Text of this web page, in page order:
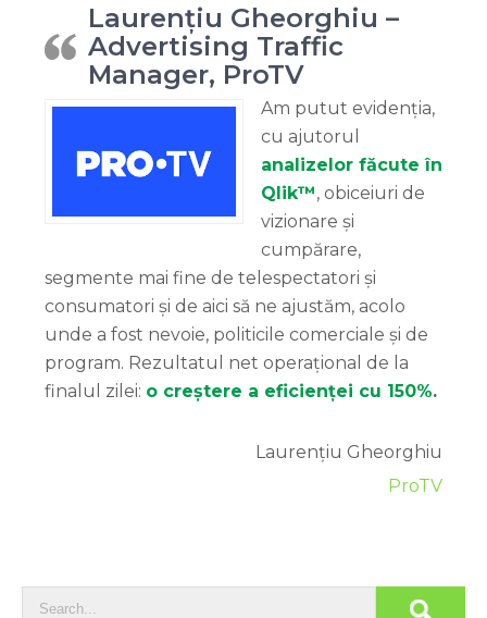
Laurențiu Gheorghiu –
Advertising Traffic
Manager, ProTV
Am putut evidenția,
cu ajutorul
analizelor făcute în
Qlik™, obiceiuri de
vizionare și
cumpărare,
segmente mai fine de telespectatori și
consumatori și de aici să ne ajustăm, acolo
unde a fost nevoie, politicile comerciale și de
program. Rezultatul net operațional de la
finalul zilei: o creștere a eficienței cu 150%.
Laurențiu Gheorghiu
ProTV